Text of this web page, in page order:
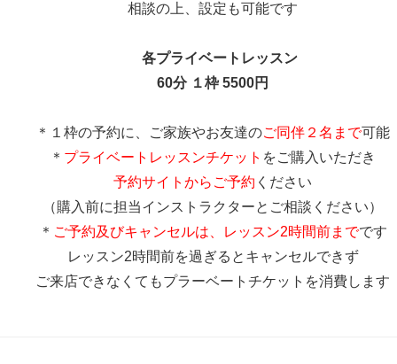
相談の上、設定も可能です
各プライベートレッスン
60分 １枠 5500円
＊１枠の予約に、ご家族やお友達のご同伴２名まで可能
＊ プライベートレッスンチケット をご購入いただき
予約サイトからご予約 ください
（購入前に担当インストラクターとご相談ください）
＊ ご予約及びキャンセルは、レッスン2時間前までです
レッスン2時間前を過ぎるとキャンセルできず
ご来店できなくてもプラーベートチケットを消費します